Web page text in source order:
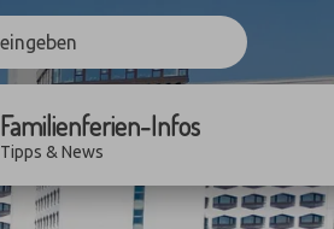
Familienferien-Infos
Tipps & News